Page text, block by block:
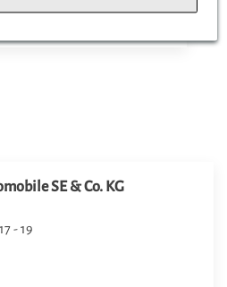
PRODUKT
SE & Co. KG
- 19